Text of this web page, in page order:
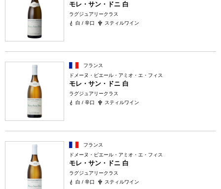
モレ・サン・ドニ 白
ラグジュアリークラス
白 / 辛口
スティルワイン
フランス
ドメーヌ・ピエール・アミオ・エ・フィス
モレ・サン・ドニ 白
ラグジュアリークラス
白 / 辛口
スティルワイン
フランス
ドメーヌ・ピエール・アミオ・エ・フィス
モレ・サン・ドニ 白
ラグジュアリークラス
白 / 辛口
スティルワイン